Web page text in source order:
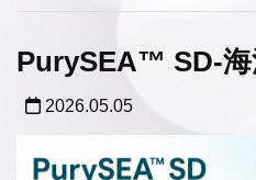
PurySEA™ SD-海
2026.05.05